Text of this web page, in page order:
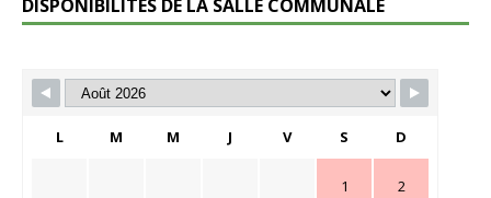
DISPONIBILITÉS DE LA SALLE COMMUNALE
L M M J V S D
1 2